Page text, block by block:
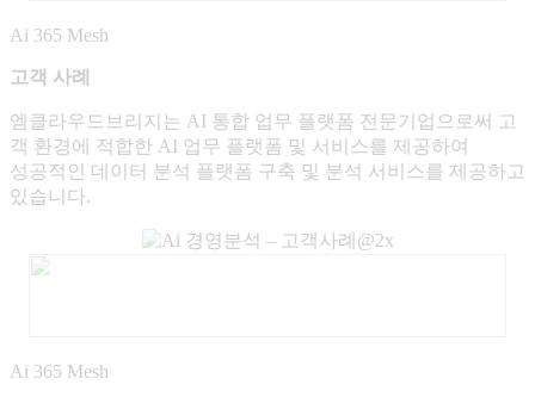
Ai 365 Mesh
고객 사례
엠클라우드브리지는 AI 통합 업무 플랫폼 전문기업으로써 고
객 환경에 적합한 AI 업무 플랫폼 및 서비스를 제공하여
성공적인 데이터 분석 플랫폼 구축 및 분석 서비스를 제공하고
있습니다.
Ai 365 Mesh